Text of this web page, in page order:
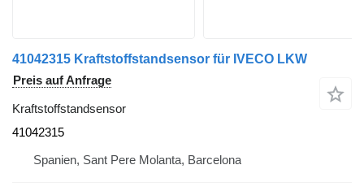
41042315 Kraftstoffstandsensor für IVECO LKW
Preis auf Anfrage
Kraftstoffstandsensor
41042315
Spanien, Sant Pere Molanta, Barcelona